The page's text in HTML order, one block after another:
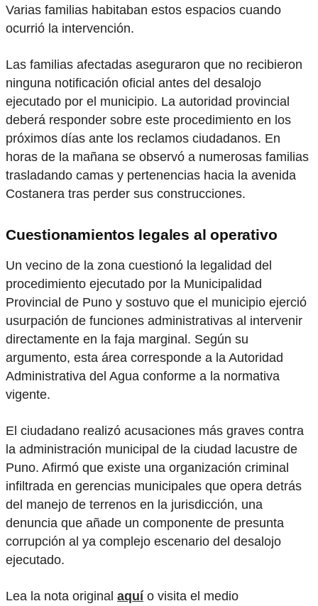
Varias familias habitaban estos espacios cuando
ocurrió la intervención.
Las familias afectadas aseguraron que no recibieron
ninguna notificación oficial antes del desalojo
ejecutado por el municipio. La autoridad provincial
deberá responder sobre este procedimiento en los
próximos días ante los reclamos ciudadanos. En
horas de la mañana se observó a numerosas familias
trasladando camas y pertenencias hacia la avenida
Costanera tras perder sus construcciones.
Cuestionamientos legales al operativo
Un vecino de la zona cuestionó la legalidad del
procedimiento ejecutado por la Municipalidad
Provincial de Puno y sostuvo que el municipio ejerció
usurpación de funciones administrativas al intervenir
directamente en la faja marginal. Según su
argumento, esta área corresponde a la Autoridad
Administrativa del Agua conforme a la normativa
vigente.
El ciudadano realizó acusaciones más graves contra
la administración municipal de la ciudad lacustre de
Puno. Afirmó que existe una organización criminal
infiltrada en gerencias municipales que opera detrás
del manejo de terrenos en la jurisdicción, una
denuncia que añade un componente de presunta
corrupción al ya complejo escenario del desalojo
ejecutado.
Lea la nota original aquío visita el medio